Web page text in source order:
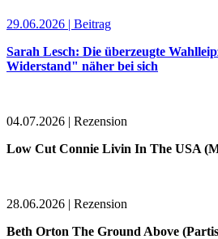
29.06.2026 | Beitrag
Sarah Lesch: Die überzeugte
Widerstand" näher bei sich
04.07.2026 | Rezension
Low Cut Connie Livin In The USA
28.06.2026 | Rezension
Beth Orton The Ground Above